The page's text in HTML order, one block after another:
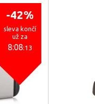
-42%
sleva končí
už za
8:08:11